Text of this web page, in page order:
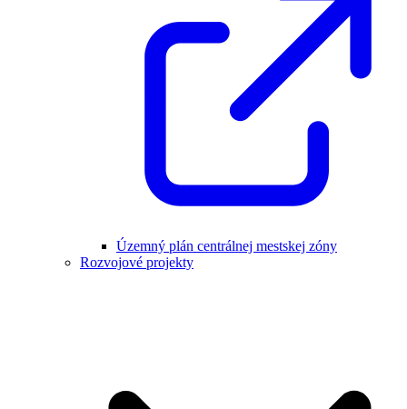
Územný plán centrálnej mestskej zóny
Rozvojové projekty